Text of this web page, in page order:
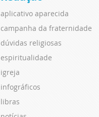
aplicativo aparecida
campanha da fraternidade
dúvidas religiosas
espiritualidade
igreja
infográficos
libras